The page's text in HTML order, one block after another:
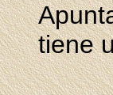
tiene